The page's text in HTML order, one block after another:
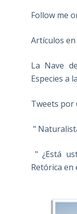
Follow me
Artículos en
La Nave
Especies a
Tweets por
"
" ¿Está
Retórica en